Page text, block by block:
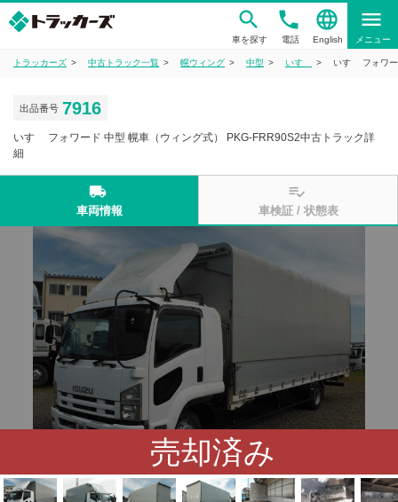
車を探す
phone
電話
language
English
menu
メニュー
トラッカーズ 中古トラック一覧 幌ウィング 中型 いすゞ いすゞ フォワ
出品番号 7916
いすゞ フォワード 中型 幌車（ウィング式） PKG-FRR90S2中古トラック詳
細
local_shipping
車両情報
playlist_add_check
車検証 / 状態表
売却済み